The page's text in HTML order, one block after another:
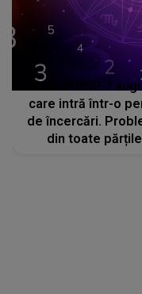
HOROSCOP 7
care intră într-o
de încercări.
din toate